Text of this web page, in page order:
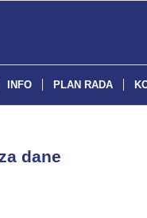
INFO PLAN RADA
dane